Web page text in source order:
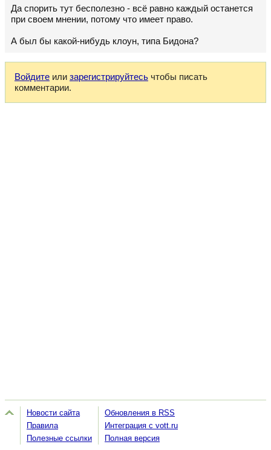
Да спорить тут бесполезно - всё равно каждый останется
при своем мнении, потому что имеет право.
А был бы какой-нибудь клоун, типа Бидона?
Войдите или зарегистрируйтесь чтобы писать
комментарии.
Новости сайта
Правила
Полезные ссылки
Обновления в RSS
Интеграция с vott.ru
Полная версия